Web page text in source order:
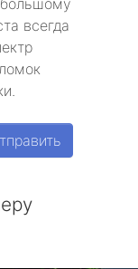
всегда